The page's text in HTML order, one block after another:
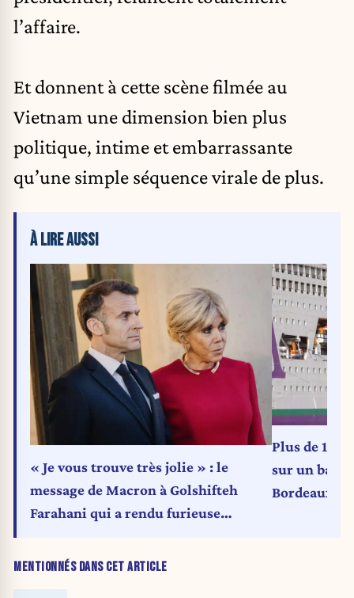
l’affaire.
Et donnent à cette scène filmée au
Vietnam une dimension bien plus
politique, intime et embarrassante
qu’une simple séquence virale de plus.
MENTIONNÉS DANS CET ARTICLE
À LIRE AUSSI
« Je vous trouve très jolie » : le
message de Macron à Golshifteh
Farahani qui a rendu furieuse
Plus de
sur un
Bordeaux